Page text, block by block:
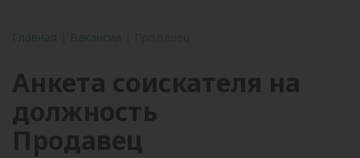
Главная Вакансии
Анкета соискателя на
должность
Продавец